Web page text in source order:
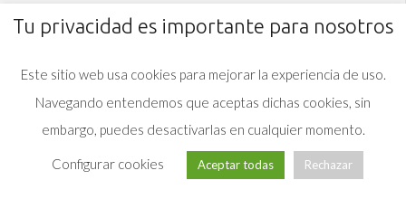
Tu privacidad es importante para nosotros
Este sitio web usa cookies para mejorar la experiencia de uso.
Navegando entendemos que aceptas dichas cookies, sin
embargo, puedes desactivarlas en cualquier momento.
Configurar cookies Aceptar todas Rechazar